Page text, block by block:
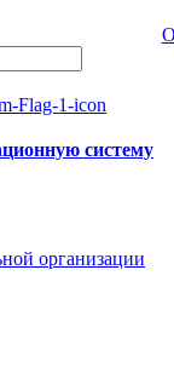
систему
организации